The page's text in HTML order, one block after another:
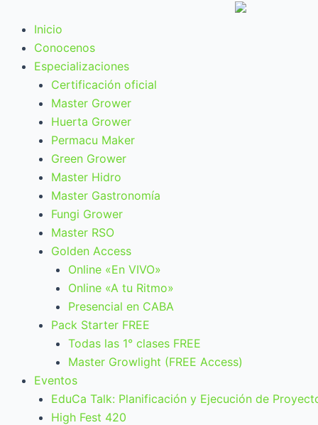
contenido
Inicio
Conocenos
Especializaciones
Certificación oficial
Master Grower
Huerta Grower
Permacu Maker
Green Grower
Master Hidro
Master Gastronomía
Fungi Grower
Master RSO
Golden Access
Online «En VIVO»
Online «A tu Ritmo»
Presencial en CABA
Pack Starter FREE
Todas las 1° clases FREE
Master Growlight (FREE Access)
Eventos
EduCa Talk: Planificación y Ejecución de
High Fest 420